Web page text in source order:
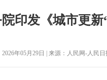
院印发《城市更新
年05月29日 | 来源：人民网-人民日